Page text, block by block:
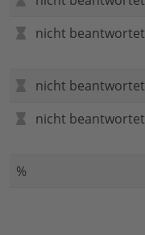
nicht beantwortet
nicht beantwortet
nicht beantwortet
%